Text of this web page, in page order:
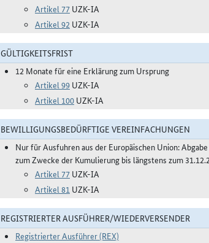
Artikel 77 UZK-IA
Artikel 92 UZK-IA
GÜLTIGKEITSFRIST
12 Monate für eine Erklärung zum Ursprung
Artikel 99 UZK-IA
Artikel 100 UZK-IA
BEWILLIGUNGSBEDÜRFTIGE VEREINFACHUNGEN
Nur für Ausfuhren aus der Europäischen Union:
zum Zwecke der Kumulierung bis längstens zum
Artikel 77 UZK-IA
Artikel 81 UZK-IA
REGISTRIERTER AUSFÜHRER/WIEDERVERSENDER
Registrierter Ausführer (REX)